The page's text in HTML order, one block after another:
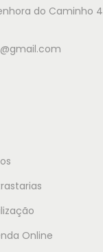
do Caminho
Online